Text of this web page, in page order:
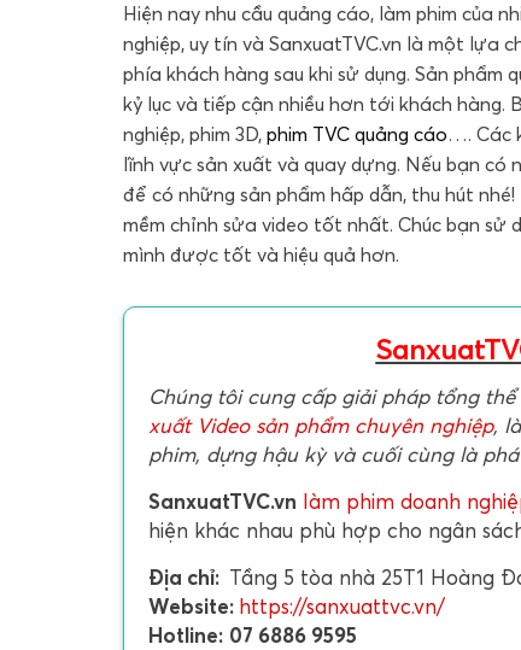
Hiện nay nhu cầu quảng cáo, làm phim của
nghiệp, uy tín và SanxuatTVC.vn là một lựa
phía khách hàng sau khi sử dụng. Sản
kỷ lục và tiếp cận nhiều hơn tới khách hàng.
nghiệp, phim 3D, phim TVC quảng cáo…. Các
lĩnh vực sản xuất và quay dựng. Nếu bạn có
để có những sản phẩm hấp dẫn, thu hút
mềm chỉnh sửa video tốt nhất. Chúc bạn sử
mình được tốt và hiệu quả hơn.
Chúng tôi cung cấp giải pháp tổng thể
xuất Video sản phẩm chuyên nghiệp,
phim, dựng hậu kỳ và cuối cùng là
SanxuatTVC.vn làm phim doanh
hiện khác nhau phù hợp cho ngân
Địa chỉ: Tầng 5 tòa nhà 25T1 Hoàng
Website: https://sanxuattvc.vn/
Hotline: 07 6886 9595